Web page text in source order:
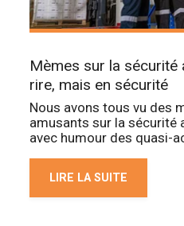
Mèmes sur la sécurité
rire, mais en sécurité
Nous avons tous vu des
amusants sur la sécurité
avec humour des quasi-
LIRE LA SUITE